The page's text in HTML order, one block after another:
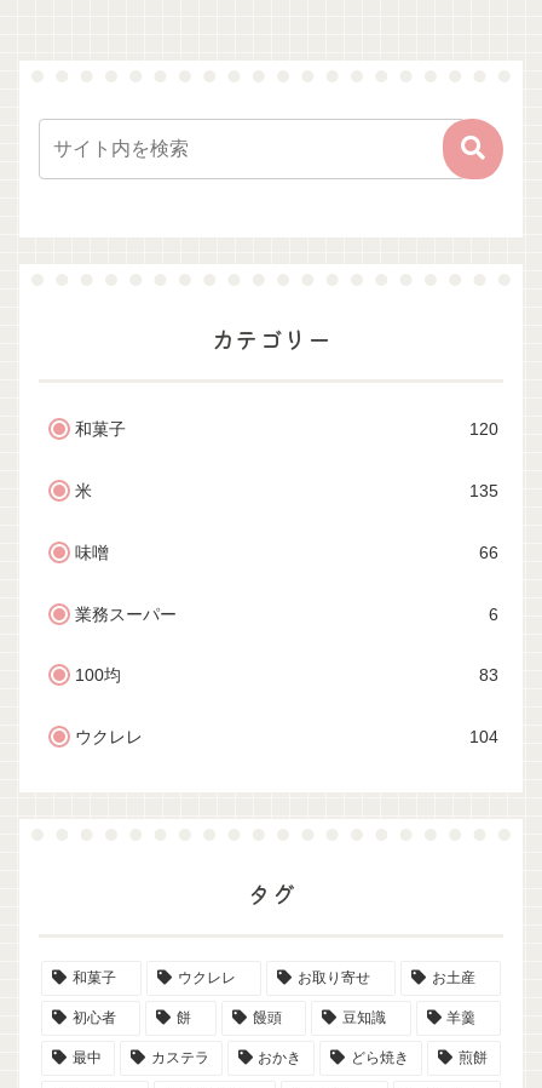
カテゴリー
和菓子 120
米 135
味噌 66
業務スーパー 6
100均 83
ウクレレ 104
タグ
和菓子 ウクレレ お取り寄せ お土産
初心者 餅 饅頭 豆知識 羊羹
最中 カステラ おかき どら焼き 煎餅